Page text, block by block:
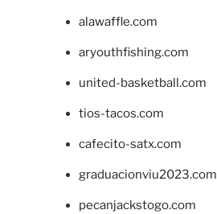
alawaffle.com
aryouthfishing.com
united-basketball.com
tios-tacos.com
cafecito-satx.com
graduacionviu2023.com
pecanjackstogo.com